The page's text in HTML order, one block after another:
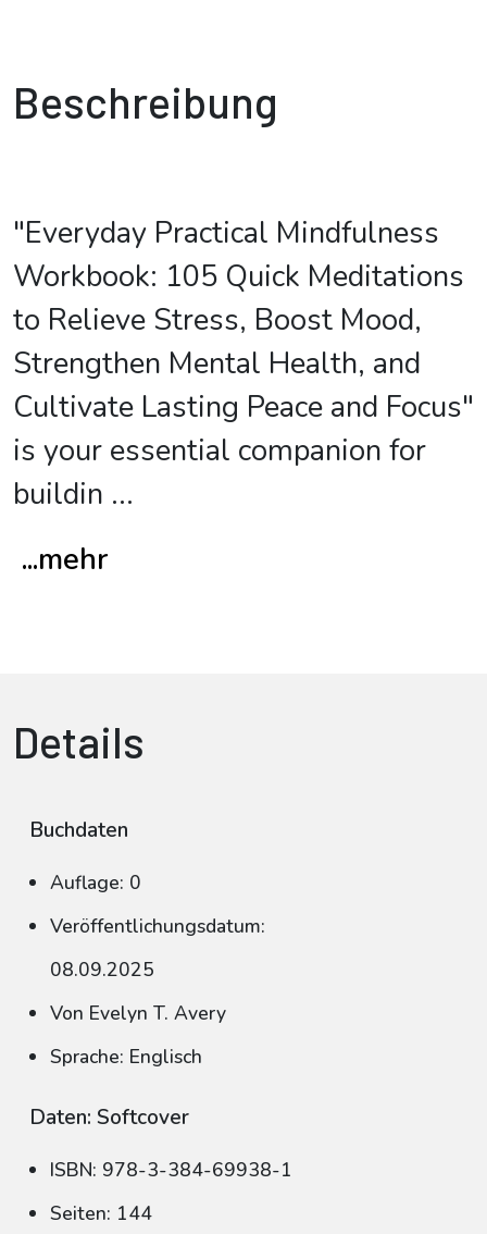
Beschreibung
"Everyday Practical Mindfulness
Workbook: 105 Quick Meditations
to Relieve Stress, Boost Mood,
Strengthen Mental Health, and
Cultivate Lasting Peace and Focus"
is your essential companion for
buildin ...
...mehr
Details
Buchdaten
Auflage: 0
Veröffentlichungsdatum:
08.09.2025
Von Evelyn T. Avery
Sprache: Englisch
Daten: Softcover
ISBN: 978-3-384-69938-1
Seiten: 144